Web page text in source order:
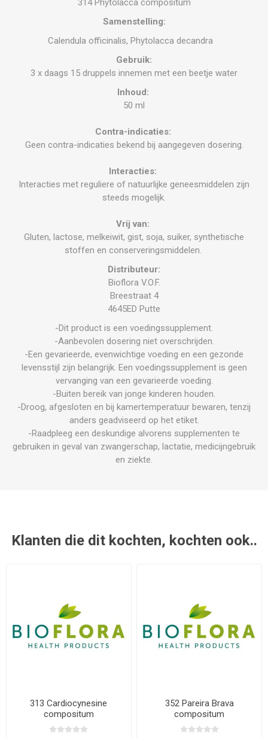
314 Phytolacca compositum
Samenstelling:
Calendula officinalis, Phytolacca decandra
Gebruik:
3 x daags 15 druppels innemen met een beetje water
Inhoud:
50 ml
Contra-indicaties:
Geen contra-indicaties bekend bij aangegeven dosering.
Interacties:
Interacties met reguliere of natuurlijke geneesmiddelen zijn
steeds mogelijk.
Vrij van:
Gluten, lactose, melkeiwit, gist, soja, suiker, synthetische
stoffen en conserveringsmiddelen.
Distributeur:
Bioflora V.O.F.
Breestraat 4
4645ED Putte
-Dit product is een voedingssupplement.
-Aanbevolen dosering niet overschrijden.
-Een gevarieerde, evenwichtige voeding en een gezonde
levensstijl zijn belangrijk. Een voedingssupplement is geen
vervanging van een gevarieerde voeding.
-Buiten bereik van jonge kinderen houden.
-Droog, afgesloten en bij kamertemperatuur bewaren, tenzij
anders geadviseerd op het etiket.
-Raadpleeg een deskundige alvorens supplementen te
gebruiken in geval van zwangerschap, lactatie, medicijngebruik
en ziekte.
Klanten die dit kochten, kochten ook..
313 Cardiocynesine
compositum
352 Pareira Brava
compositum